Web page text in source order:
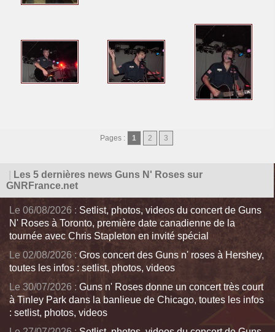
Pages : 1 2 3
Les 5 dernières news Guns N' Roses sur
GNRFrance.net
Le 06/08/2026 : Setlist, photos, videos du concert de Guns
N' Roses à Toronto, première date canadienne de la
tournée avec Chris Stapleton en invité spécial
Le 02/08/2026 :Gros concert des Guns n' roses à Hershey,
toutes les infos : setlist, photos, videos
Le 30/07/2026 : Guns n' Roses donne un concert très court
à Tinley Park dans la banlieue de Chicago, toutes les infos
: setlist, photos, videos